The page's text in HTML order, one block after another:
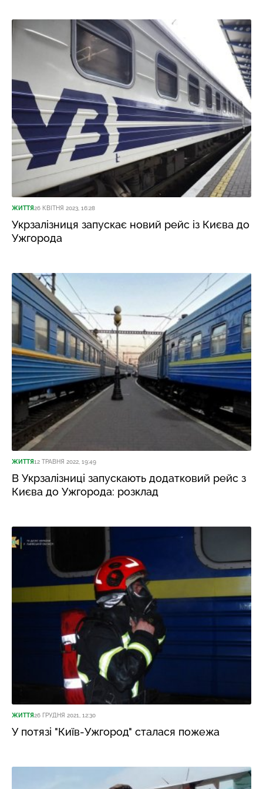
ЖИТТЯ26 КВІТНЯ 2023, 16:28
Укрзалізниця запускає новий рейс із Києва до
Ужгорода
ЖИТТЯ12 ТРАВНЯ 2022, 19:49
В Укрзалізниці запускають додатковий рейс з
Києва до Ужгорода: розклад
ЖИТТЯ26 ГРУДНЯ 2021, 12:30
У потязі "Київ-Ужгород" сталася пожежа